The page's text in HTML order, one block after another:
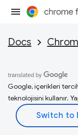
Docs
Google, içerikleri
teknolojisini kullanır.